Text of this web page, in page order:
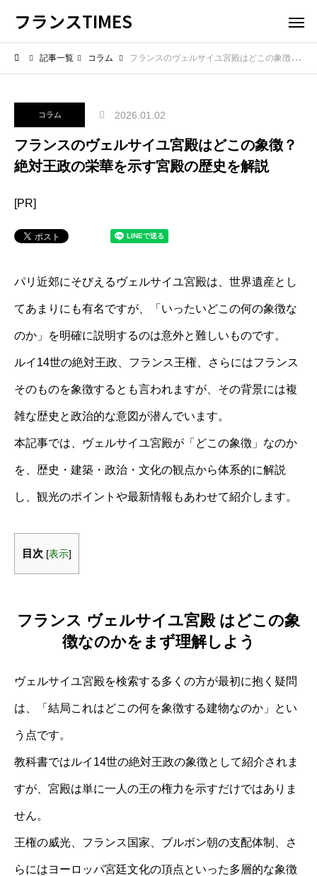
フランスTIMES
記事一覧 コラム フランスのヴェルサイユ宮殿はどこの象徴？絶対王政の栄華を示す宮殿の歴史を解説
コラム 2026.01.02
フランスのヴェルサイユ宮殿はどこの象徴？
絶対王政の栄華を示す宮殿の歴史を解説
[PR]
パリ近郊にそびえるヴェルサイユ宮殿は、世界遺産とし
てあまりにも有名ですが、「いったいどこの何の象徴な
のか」を明確に説明するのは意外と難しいものです。
ルイ14世の絶対王政、フランス王権、さらにはフランス
そのものを象徴するとも言われますが、その背景には複
雑な歴史と政治的な意図が潜んでいます。
本記事では、ヴェルサイユ宮殿が「どこの象徴」なのか
を、歴史・建築・政治・文化の観点から体系的に解説
し、観光のポイントや最新情報もあわせて紹介します。
目次 [表示]
フランス ヴェルサイユ宮殿 はどこの象
徴なのかをまず理解しよう
ヴェルサイユ宮殿を検索する多くの方が最初に抱く疑問
は、「結局これはどこの何を象徴する建物なのか」とい
う点です。
教科書ではルイ14世の絶対王政の象徴として紹介されま
すが、宮殿は単に一人の王の権力を示すだけではありま
せん。
王権の威光、フランス国家、ブルボン朝の支配体制、さ
らにはヨーロッパ宮廷文化の頂点といった多層的な象徴